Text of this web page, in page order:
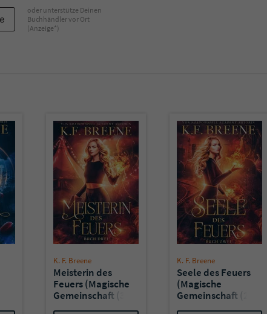
oder unterstütze Deinen
Buchhändler vor Ort
(Anzeige*)
K. F. Breene
Meisterin des
Feuers (Magische
Gemeinschaft (3)
K. F. Breene
Seele des Feuers
(Magische
Gemeinschaft (2)
Zweck
Dieses Cookie gewährleistet die Kommunikation der
Webseite mit dem Benutzer. Es wird benötigt um z. B.